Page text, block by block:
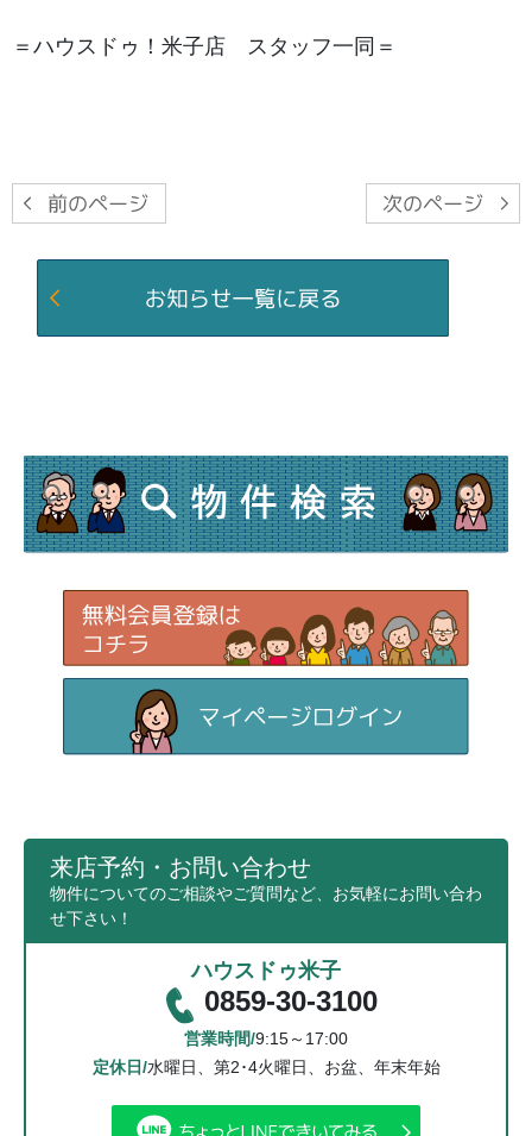
＝ハウスドゥ！米子店 スタッフ一同＝
来店予約・お問い合わせ
物件についてのご相談やご質問など、お気軽にお問い合わ
せ下さい！
ハウスドゥ米子
0859-30-3100
営業時間/9:15～17:00
定休日/水曜日、第2･4火曜日、お盆、年末年始